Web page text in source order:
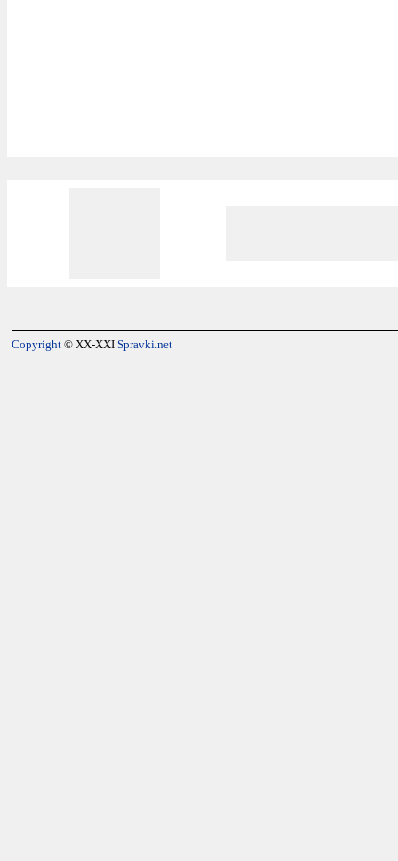
Copyright © XX-XXI Spravki.net